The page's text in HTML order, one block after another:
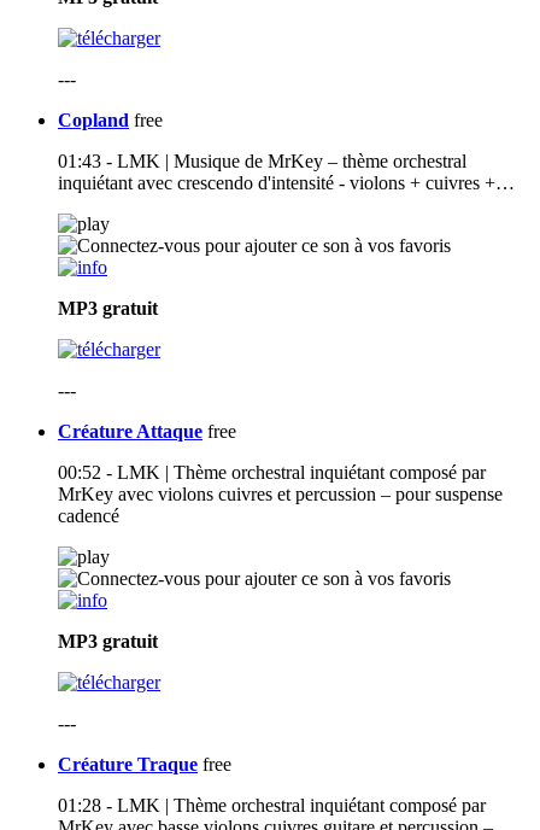
---
Copland free
01:43 - LMK | Musique de MrKey – thème orchestral
inquiétant avec crescendo d'intensité - violons + cuivres +…
MP3 gratuit
---
Créature Attaque free
00:52 - LMK | Thème orchestral inquiétant composé par
MrKey avec violons cuivres et percussion – pour suspense
cadencé
MP3 gratuit
---
Créature Traque free
01:28 - LMK | Thème orchestral inquiétant composé par